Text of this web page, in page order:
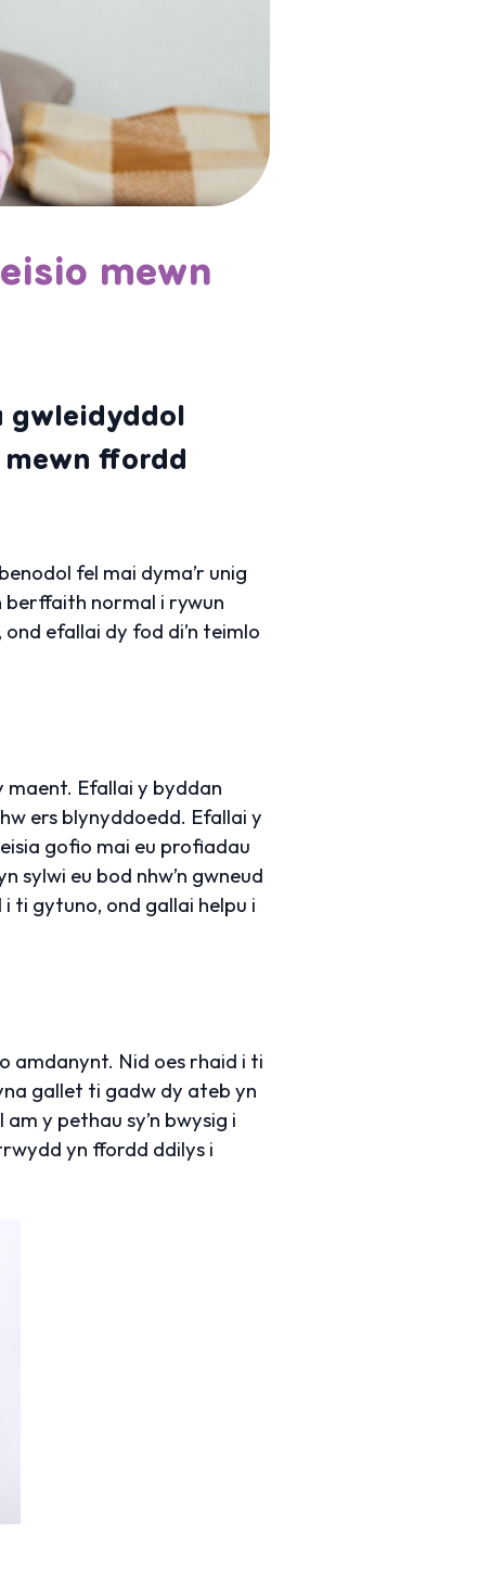
mewn
gwleidyddol
ffordd
fel mai dyma’r unig
berffaith normal i rywun
efallai dy fod di’n teimlo
maent. Efallai y byddan
ers blynyddoedd. Efallai y
gofio mai eu profiadau
sylwi eu bod nhw’n gwneud
ti gytuno, ond gallai helpu i
amdanynt. Nid oes rhaid i ti
gallet ti gadw dy ateb yn
y pethau sy’n bwysig i
yn ffordd ddilys i